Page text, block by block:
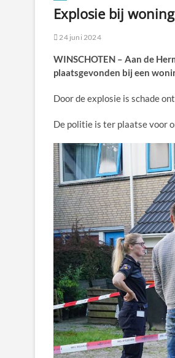
Explosie bij
24 juni 2024
WINSCHOTEN – Aan de
plaatsgevonden bij een
Door de explosie is schade
De politie is ter plaatse voor